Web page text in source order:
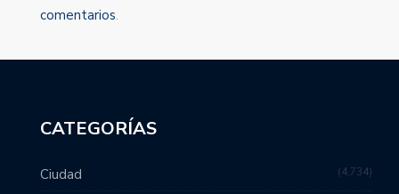
comentarios.
CATEGORÍAS
Ciudad 4,734